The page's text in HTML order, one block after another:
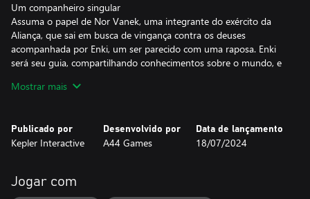
Um companheiro singular
Assuma o papel de Nor Vanek, uma integrante do exército da
Aliança, que sai em busca de vingança contra os deuses
acompanhada por Enki, um ser parecido com uma raposa. Enki
será seu guia, compartilhando conhecimentos sobre o mundo, e
habilidades de combate e resolução de problemas, fazendo de
Um soulslike explosivo
Flintlock mantém elementos do gênero soulslike e adiciona
explosivo. Combates corpo a corpo com armas e magia em
batalhas cadenciadas nas quais combos em série formam uma
Mostrar mais
Publicado por
Kepler Interactive
Desenvolvido por
A44 Games
Data de lançamento
18/07/2024
Jogar com